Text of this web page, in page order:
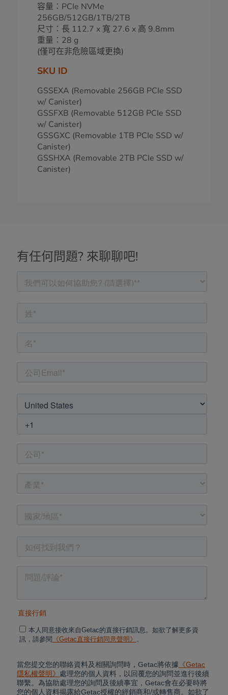
容量：PCIe NVMe
256GB/512GB/1TB/2TB
尺寸：長 112.7 x 寬 27.6 x 高 9.8mm
重量：28 g
(僅可在非危險區域更換)
SKU ID
GSSEXA (Removable 256GB PCIe SSD
w/ Canister)
GSSFXB (Removable 512GB PCIe SSD
w/ Canister)
GSSGXC (Removable 1TB PCIe SSD w/
Canister)
GSSHXA (Removable 2TB PCIe SSD w/
Canister)
有任何問題? 來聊聊吧!